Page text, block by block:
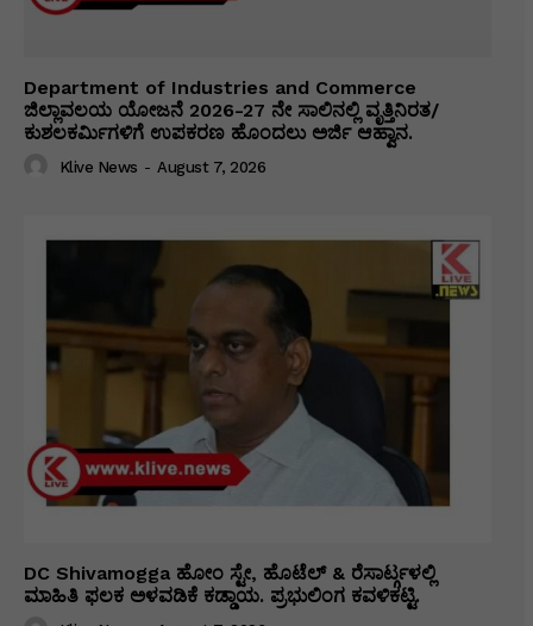
Department of Industries and Commerce
ಜಿಲ್ಲಾವಲಯ ಯೋಜನೆ 2026-27 ನೇ ಸಾಲಿನಲ್ಲಿ ವೃತ್ತಿನಿರತ/
ಕುಶಲಕರ್ಮಿಗಳಿಗೆ ಉಪಕರಣ ಹೊಂದಲು ಅರ್ಜಿ ಆಹ್ವಾನ.
Klive News - August 7, 2026
DC Shivamogga ಹೋಂ ಸ್ಟೇ, ಹೊಟೆಲ್ & ರೆಸಾರ್ಟ್ಗಳಲ್ಲಿ
ಮಾಹಿತಿ ಫಲಕ ಅಳವಡಿಕೆ ಕಡ್ಡಾಯ. ಪ್ರಭುಲಿಂಗ ಕವಳಿಕಟ್ಟಿ.